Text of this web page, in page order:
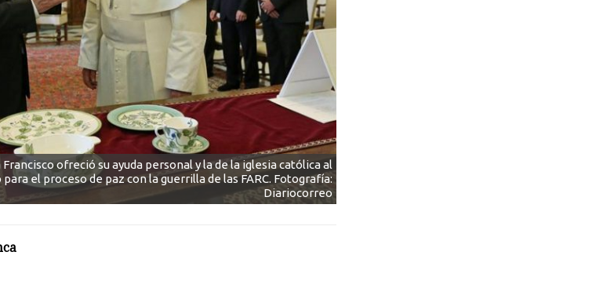
ofreció su ayuda personal y la de la iglesia católica al
el proceso de paz con la guerrilla de las FARC. Fotografía:
Diariocorreo